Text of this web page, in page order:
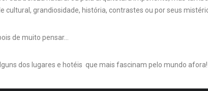
cultural, grandiosidade, história, contrastes ou por seus
de muito pensar…
dos lugares e hotéis que mais fascinam pelo mundo afora!